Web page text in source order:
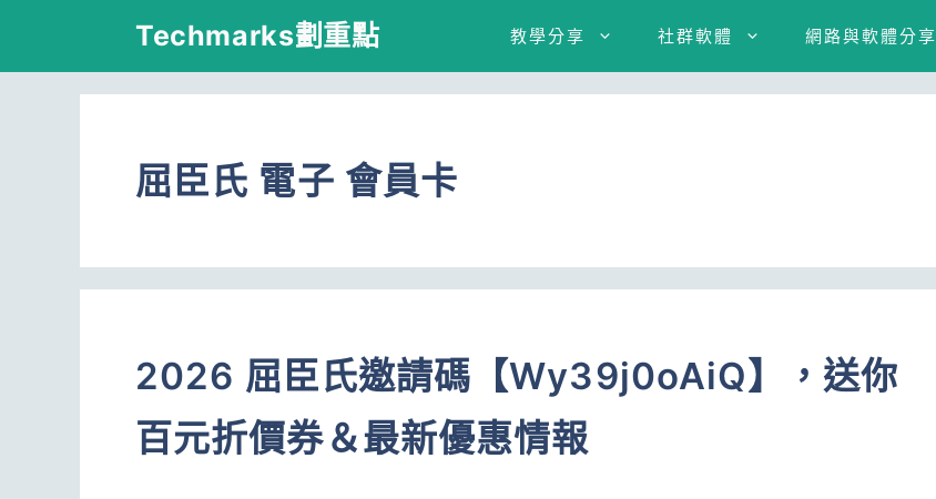
Techmarks劃重點 教學分享 社群軟體 網路與軟體分享
屈臣氏 電子 會員卡
2026 屈臣氏邀請碼【Wy39j0oAiQ】，送你
百元折價券＆最新優惠情報